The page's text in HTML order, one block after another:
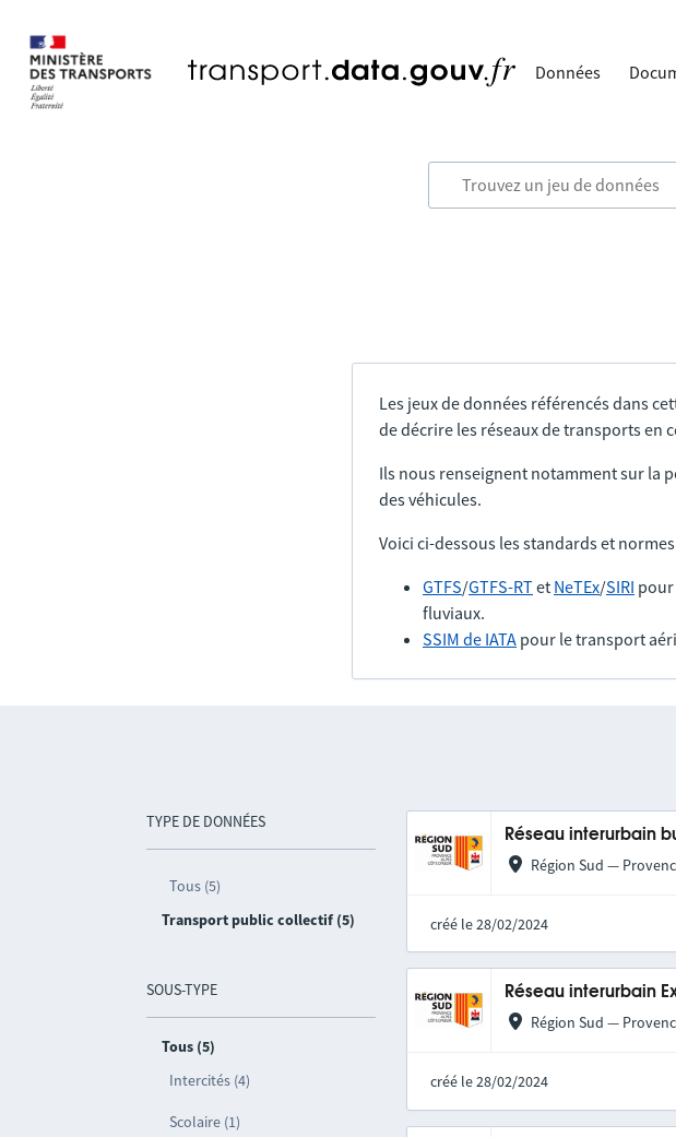
Données
Les jeux de données référencés dans
de décrire les réseaux de transports en
Ils nous renseignent notamment sur la
des véhicules.
Voici ci-dessous les standards et
GTFS/GTFS-RTet NeTEx/SIRI
fluviaux.
SSIM de IATA pour le transport
TYPE DE DONNÉES
Tous (5)
Transport public collectif (5)
SOUS-TYPE
Tous (5)
Intercités (4)
Scolaire (1)
Réseau interurbain
Région Sud —
créé le 28/02/2024
Réseau interurbain
Région Sud —
créé le 28/02/2024